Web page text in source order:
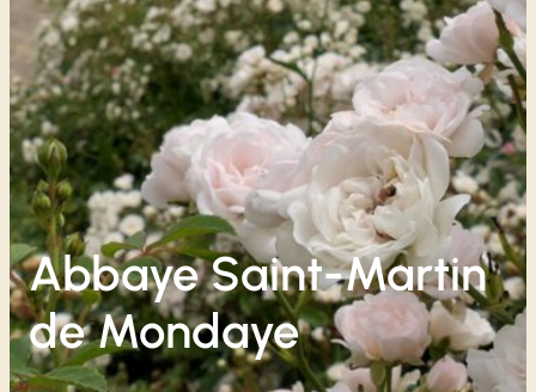
Abbaye Saint-Martin
de Mondaye